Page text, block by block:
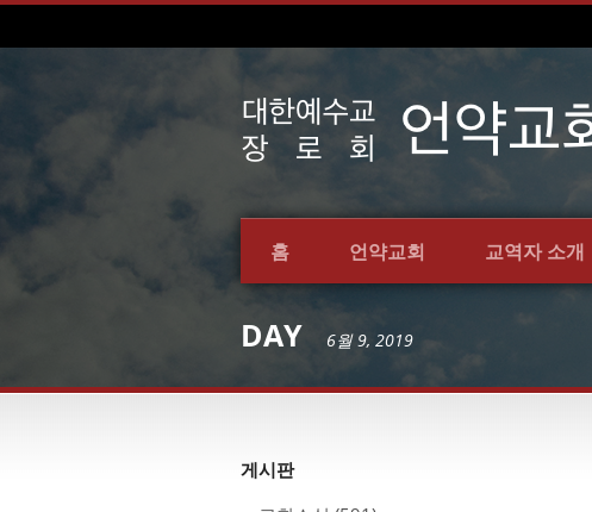
홈 언약교회 교역자 소개
DAY 6월 9, 2019
게시판